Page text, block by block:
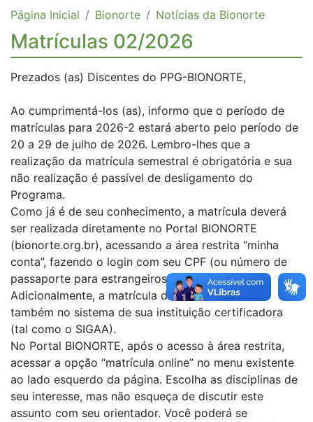
Página Inicial Bionorte Notícias da Bionorte
Matrículas 02/2026
Prezados (as) Discentes do PPG-BIONORTE,
Ao cumprimentá-los (as), informo que o período de
matrículas para 2026-2 estará aberto pelo período de
20 a 29 de julho de 2026. Lembro-lhes que a
realização da matrícula semestral é obrigatória e sua
não realização é passível de desligamento do
Programa.
Como já é de seu conhecimento, a matrícula deverá
ser realizada diretamente no Portal BIONORTE
(bionorte.org.br), acessando a área restrita “minha
conta”, fazendo o login com seu CPF (ou número de
passaporte para estrangeiros) e senha.
Adicionalmente, a matrícula deverá ser realizada
também no sistema de sua instituição certificadora
(tal como o SIGAA).
No Portal BIONORTE, após o acesso à área restrita,
acessar a opção “matrícula online” no menu existente
ao lado esquerdo da página. Escolha as disciplinas de
seu interesse, mas não esqueça de discutir este
assunto com seu orientador. Você poderá se